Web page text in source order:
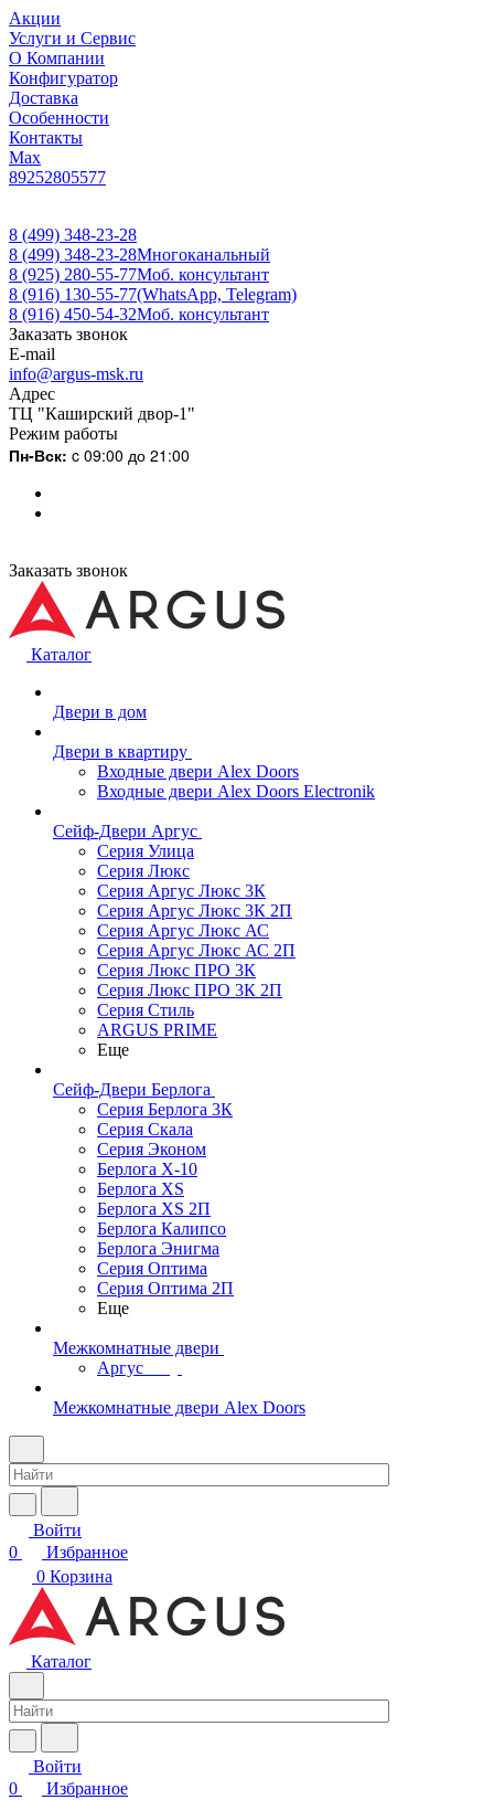
Акции
Услуги и Сервис
О Компании
Конфигуратор
Доставка
Особенности
Контакты
Max
89252805577
8 (499) 348-23-28
8 (499) 348-23-28Многоканальный
8 (925) 280-55-77Моб. консультант
8 (916) 130-55-77(WhatsApp, Telegram)
8 (916) 450-54-32Моб. консультант
Заказать звонок
E-mail
info@argus-msk.ru
Адрес
ТЦ "Каширский двор-1"
Режим работы
Пн-Вск: c 09:00 до 21:00
Заказать звонок
Каталог
Двери в дом
Двери в квартиру
Входные двери Alex Doors
Входные двери Alex Doors Electronik
Сейф-Двери Аргус
Серия Улица
Серия Люкс
Серия Аргус Люкс 3К
Серия Аргус Люкс 3К 2П
Серия Аргус Люкс АС
Серия Аргус Люкс АС 2П
Серия Люкс ПРО 3К
Серия Люкс ПРО 3К 2П
Серия Стиль
ARGUS PRIME
Еще
Сейф-Двери Берлога
Серия Берлога 3К
Серия Скала
Серия Эконом
Берлога X-10
Берлога XS
Берлога XS 2П
Берлога Калипсо
Берлога Энигма
Серия Оптима
Серия Оптима 2П
Еще
Межкомнатные двери
Аргус
Межкомнатные двери Alex Doors
Войти
0
Избранное
0 Корзина
Каталог
Войти
0
Избранное